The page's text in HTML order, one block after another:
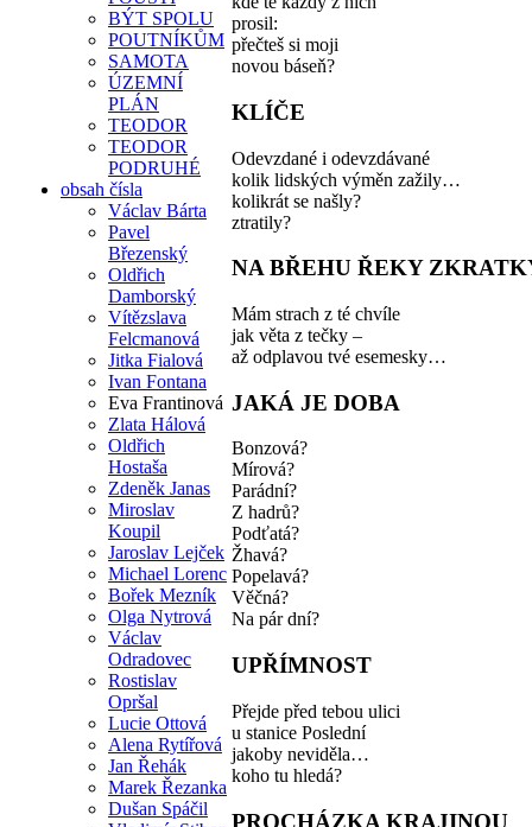
BÝT SPOLU
POUTNÍKŮM
SAMOTA
ÚZEMNÍ
PLÁN
TEODOR
TEODOR
PODRUHÉ
obsah čísla
Václav Bárta
Pavel
Březenský
Oldřich
Damborský
Vítězslava
Felcmanová
Jitka Fialová
Ivan Fontana
Eva Frantinová
Zlata Hálová
Oldřich
Hostaša
Zdeněk Janas
Miroslav
Koupil
Jaroslav Lejček
Michael Lorenc
Bořek Mezník
Olga Nytrová
Václav
Odradovec
Rostislav
Opršal
Lucie Ottová
Alena Rytířová
Jan Řehák
Marek Řezanka
Dušan Spáčil
prosil:
přečteš si moji
novou báseň?
KLÍČE
Odevzdané i odevzdávané
kolik lidských výměn zažily…
kolikrát se našly?
ztratily?
NA BŘEHU ŘEKY
Mám strach z té chvíle
jak věta z tečky –
až odplavou tvé esemesky…
JAKÁ JE DOBA
Bonzová?
Mírová?
Parádní?
Z hadrů?
Podťatá?
Žhavá?
Popelavá?
Věčná?
Na pár dní?
UPŘÍMNOST
Přejde před tebou ulici
u stanice Poslední
jakoby neviděla…
koho tu hledá?
PROCHÁZKA KRAJINOU